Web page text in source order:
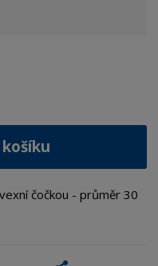
čočkou - průměr 30